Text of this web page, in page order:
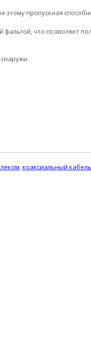
пропускная
что позволяет
,коаксиальный